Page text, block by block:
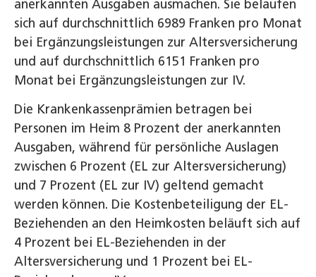
anerkannten Ausgaben ausmachen. Sie belaufen
sich auf durchschnittlich 6989 Franken pro Monat
bei Ergänzungsleistungen zur Altersversicherung
und auf durchschnittlich 6151 Franken pro
Monat bei Ergänzungsleistungen zur IV.
Die Krankenkassenprämien betragen bei
Personen im Heim 8 Prozent der anerkannten
Ausgaben, während für persönliche Auslagen
zwischen 6 Prozent (EL zur Altersversicherung)
und 7 Prozent (EL zur IV) geltend gemacht
werden können. Die Kostenbeteiligung der EL-
Beziehenden an den Heimkosten beläuft sich auf
4 Prozent bei EL-Beziehenden in der
Altersversicherung und 1 Prozent bei EL-